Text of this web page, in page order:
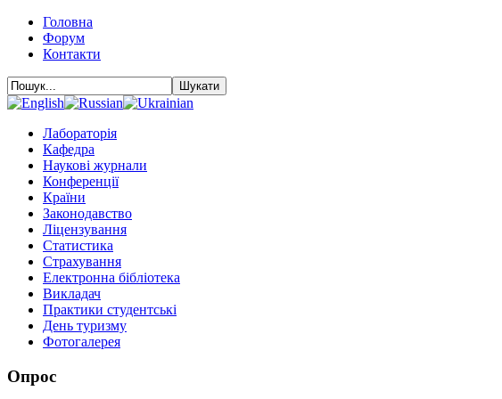
Головна
Форум
Контакти
Лабораторія
Кафедра
Наукові журнали
Конференції
Країни
Законодавство
Ліцензування
Статистика
Страхування
Електронна бібліотека
Викладач
Практики студентські
День туризму
Фотогалерея
Опрос